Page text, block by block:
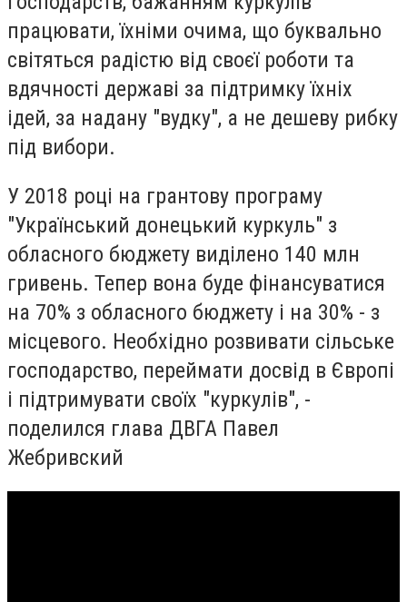
працювати, їхніми очима, що буквально
світяться радістю від своєї роботи та
вдячності державі за підтримку їхніх
ідей, за надану "вудку", а не дешеву рибку
під вибори.
У 2018 році на грантову програму
"Український донецький куркуль" з
обласного бюджету виділено 140 млн
гривень. Тепер вона буде фінансуватися
на 70% з обласного бюджету і на 30% - з
місцевого. Необхідно розвивати сільське
господарство, переймати досвід в Європі
і підтримувати своїх "куркулів", -
поделился глава ДВГА Павел
Жебривский